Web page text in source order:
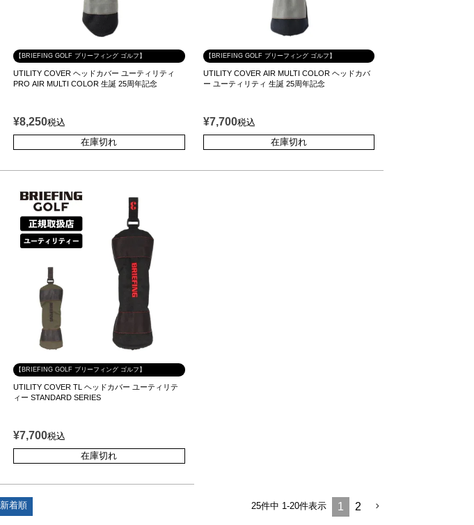
【BRIEFING GOLF ブリーフィング ゴルフ】
UTILITY COVER ヘッドカバー ユーティリティ
PRO AIR MULTI COLOR 生誕 25周年記念
¥8,250税込
在庫切れ
【BRIEFING GOLF ブリーフィング ゴルフ】
UTILITY COVER AIR MULTI COLOR ヘッドカバ
ー ユーティリティ 生誕 25周年記念
¥7,700税込
在庫切れ
【BRIEFING GOLF ブリーフィング ゴルフ】
UTILITY COVER TL ヘッドカバー ユーティリテ
ィー STANDARD SERIES
¥7,700税込
在庫切れ
新着順 25件中 1-20件表示 1 2